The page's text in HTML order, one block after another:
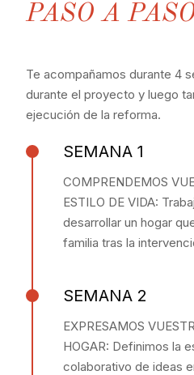
PASO A
Te acompañamos durante 4
durante el proyecto y luego
ejecución de la reforma.
SEMANA 1
COMPRENDEMOS
ESTILO DE VIDA:
desarrollar un hogar
familia tras la
SEMANA 2
EXPRESAMOS
HOGAR: Definimos la
colaborativo de ideas